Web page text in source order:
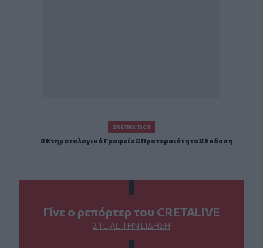
ΣΧΕΤΙΚΆ TAGS
Κτηματολογικά Γραφεία Προτεραιότητα Έκδοση
Γίνε ο ρεπόρτερ του CRETALIVE
ΣΤΕΊΛΕ ΤΗΝ ΕΊΔΗΣΗ